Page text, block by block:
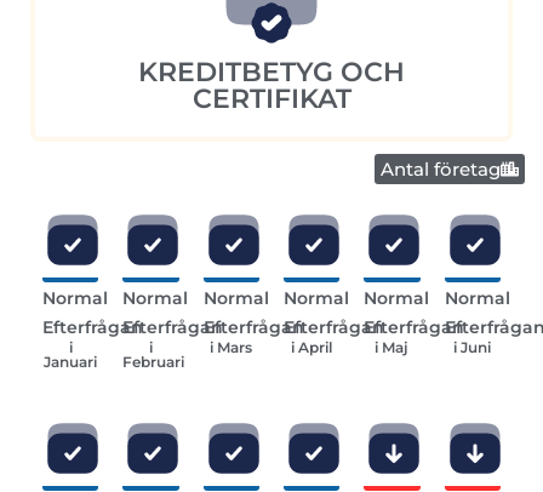
KREDITBETYG OCH
CERTIFIKAT
Antal företag
Normal
Efterfrågan
i
Januari
Normal
Efterfrågan
i
Februari
Normal
Efterfrågan
i Mars
Normal
Efterfrågan
i April
Normal
Efterfrågan
i Maj
Normal
i Juni